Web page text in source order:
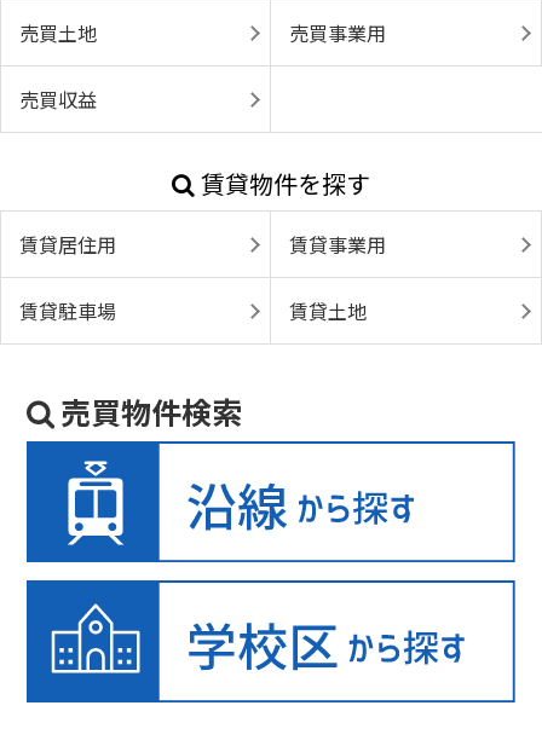
売買土地 売買事業用
売買収益
賃貸物件を探す
賃貸居住用 賃貸事業用
賃貸駐車場 賃貸土地
売買物件検索